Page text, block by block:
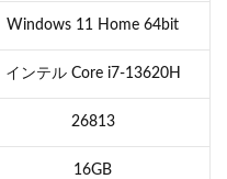
Windows 11 Home 64bit
インテル Core i7-13620H
26813
16GB